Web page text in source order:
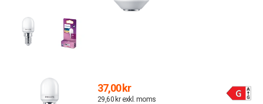
37,00 kr
29,60 kr exkl. moms